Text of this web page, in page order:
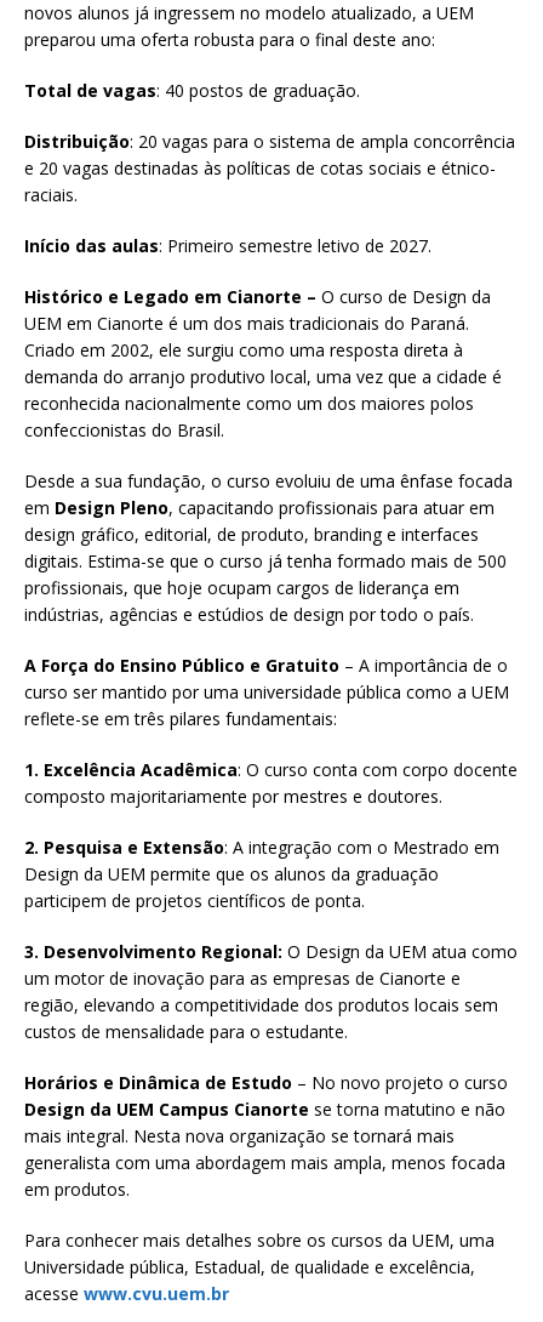
novos alunos já ingressem no modelo atualizado, a UEM
preparou uma oferta robusta para o final deste ano:
Total de vagas: 40 postos de graduação.
Distribuição: 20 vagas para o sistema de ampla concorrência
e 20 vagas destinadas às políticas de cotas sociais e étnico-
raciais.
Início das aulas: Primeiro semestre letivo de 2027.
Histórico e Legado em Cianorte – O curso de Design da
UEM em Cianorte é um dos mais tradicionais do Paraná.
Criado em 2002, ele surgiu como uma resposta direta à
demanda do arranjo produtivo local, uma vez que a cidade é
reconhecida nacionalmente como um dos maiores polos
confeccionistas do Brasil.
Desde a sua fundação, o curso evoluiu de uma ênfase focada
em Design Pleno, capacitando profissionais para atuar em
design gráfico, editorial, de produto, branding e interfaces
digitais. Estima-se que o curso já tenha formado mais de 500
profissionais, que hoje ocupam cargos de liderança em
indústrias, agências e estúdios de design por todo o país.
A Força do Ensino Público e Gratuito – A importância de o
curso ser mantido por uma universidade pública como a UEM
reflete-se em três pilares fundamentais:
1. Excelência Acadêmica: O curso conta com corpo docente
composto majoritariamente por mestres e doutores.
2. Pesquisa e Extensão: A integração com o Mestrado em
Design da UEM permite que os alunos da graduação
participem de projetos científicos de ponta.
3. Desenvolvimento Regional: O Design da UEM atua como
um motor de inovação para as empresas de Cianorte e
região, elevando a competitividade dos produtos locais sem
custos de mensalidade para o estudante.
Horários e Dinâmica de Estudo – No novo projeto o curso
Design da UEM Campus Cianorte se torna matutino e não
mais integral. Nesta nova organização se tornará mais
generalista com uma abordagem mais ampla, menos focada
em produtos.
Para conhecer mais detalhes sobre os cursos da UEM, uma
Universidade pública, Estadual, de qualidade e excelência,
acesse www.cvu.uem.br